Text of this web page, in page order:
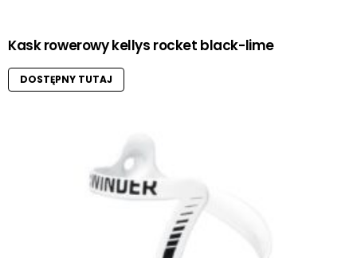
Kask rowerowy kellys rocket black-lime
DOSTĘPNY TUTAJ